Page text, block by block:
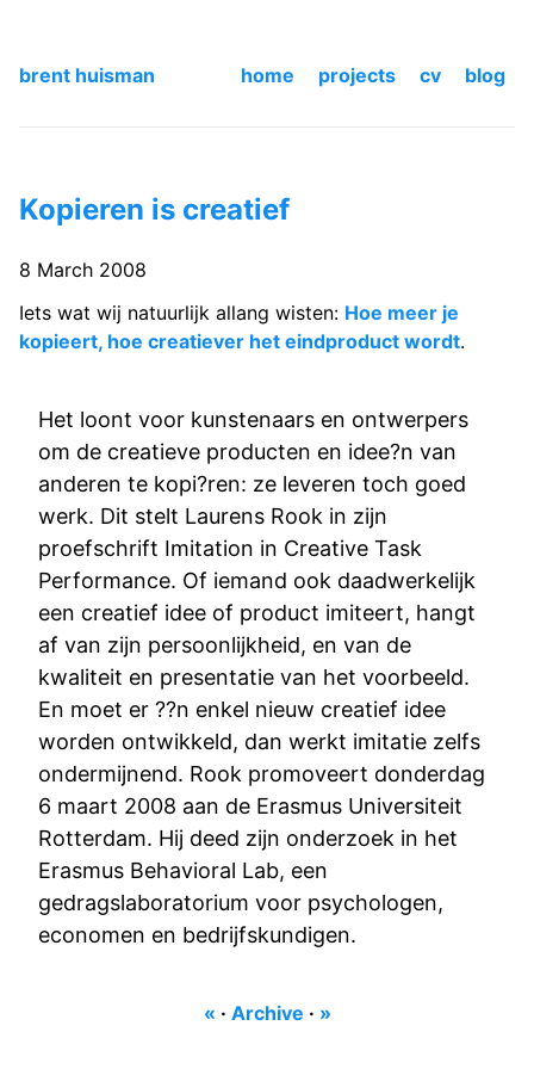
brent huisman home projects cv blog
Kopieren is creatief
8 March 2008
Iets wat wij natuurlijk allang wisten: Hoe meer je
kopieert, hoe creatiever het eindproduct wordt.
Het loont voor kunstenaars en ontwerpers
om de creatieve producten en idee?n van
anderen te kopi?ren: ze leveren toch goed
werk. Dit stelt Laurens Rook in zijn
proefschrift Imitation in Creative Task
Performance. Of iemand ook daadwerkelijk
een creatief idee of product imiteert, hangt
af van zijn persoonlijkheid, en van de
kwaliteit en presentatie van het voorbeeld.
En moet er ??n enkel nieuw creatief idee
worden ontwikkeld, dan werkt imitatie zelfs
ondermijnend. Rook promoveert donderdag
6 maart 2008 aan de Erasmus Universiteit
Rotterdam. Hij deed zijn onderzoek in het
Erasmus Behavioral Lab, een
gedragslaboratorium voor psychologen,
economen en bedrijfskundigen.
« · Archive · »